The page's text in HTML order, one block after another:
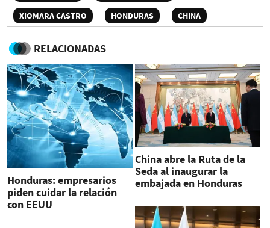
XIOMARA CASTRO
HONDURAS CHINA
RELACIONADAS
Honduras: empresarios
piden cuidar la relación
con EEUU
China abre la Ruta de la
Seda al inaugurar la
embajada en Honduras